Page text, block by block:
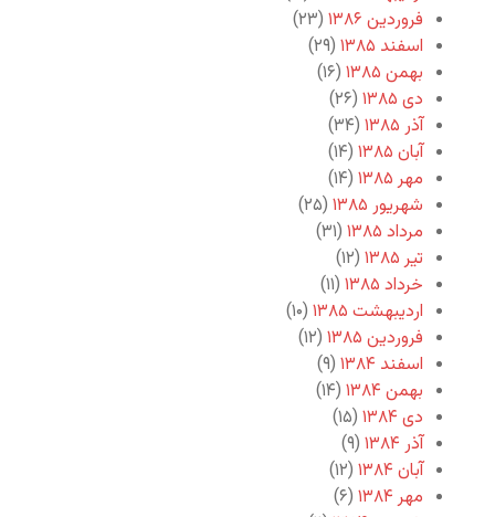
فروردین ۱۳۸۶
(۲۳)
اسفند ۱۳۸۵
(۲۹)
بهمن ۱۳۸۵
(۱۶)
دی ۱۳۸۵
(۲۶)
آذر ۱۳۸۵
(۳۴)
آبان ۱۳۸۵
(۱۴)
مهر ۱۳۸۵
(۱۴)
شهریور ۱۳۸۵
(۲۵)
مرداد ۱۳۸۵
(۳۱)
تیر ۱۳۸۵
(۱۲)
خرداد ۱۳۸۵
(۱۱)
اردیبهشت ۱۳۸۵
(۱۰)
فروردین ۱۳۸۵
(۱۲)
اسفند ۱۳۸۴
(۹)
بهمن ۱۳۸۴
(۱۴)
دی ۱۳۸۴
(۱۵)
آذر ۱۳۸۴
(۹)
آبان ۱۳۸۴
(۱۲)
مهر ۱۳۸۴
(۶)